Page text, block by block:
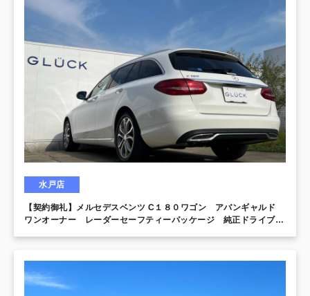
水戸店
【契約御礼】メルセデスベンツ C１８０ワゴン アバンギャルド
ワンオーナー レーダーセーフティーパッケージ 純正ドライブレ